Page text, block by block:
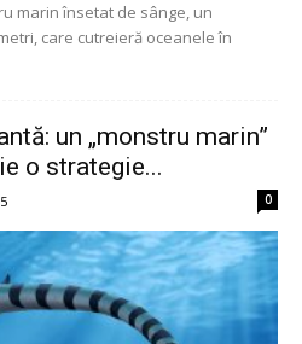
marin însetat de sânge, un
care cutreieră oceanele în
un „monstru marin”
o strategie...
0